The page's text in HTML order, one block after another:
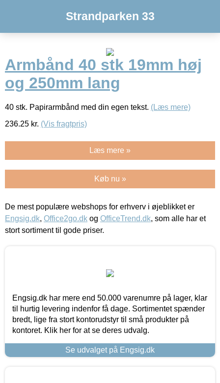
Strandparken 33
Armbånd 40 stk 19mm høj
og 250mm lang
40 stk. Papirarmbånd med din egen tekst. (Læs mere)
236.25 kr. (Vis fragtpris)
Læs mere »
Køb nu »
De mest populære webshops for erhverv i øjeblikket er
Engsig.dk, Office2go.dk og OfficeTrend.dk, som alle har et
stort sortiment til gode priser.
Engsig.dk har mere end 50.000 varenumre på lager, klar
til hurtig levering indenfor få dage. Sortimentet spænder
bredt, lige fra stort kontorudstyr til små produkter på
kontoret. Klik her for at se deres udvalg.
Se udvalget på Engsig.dk